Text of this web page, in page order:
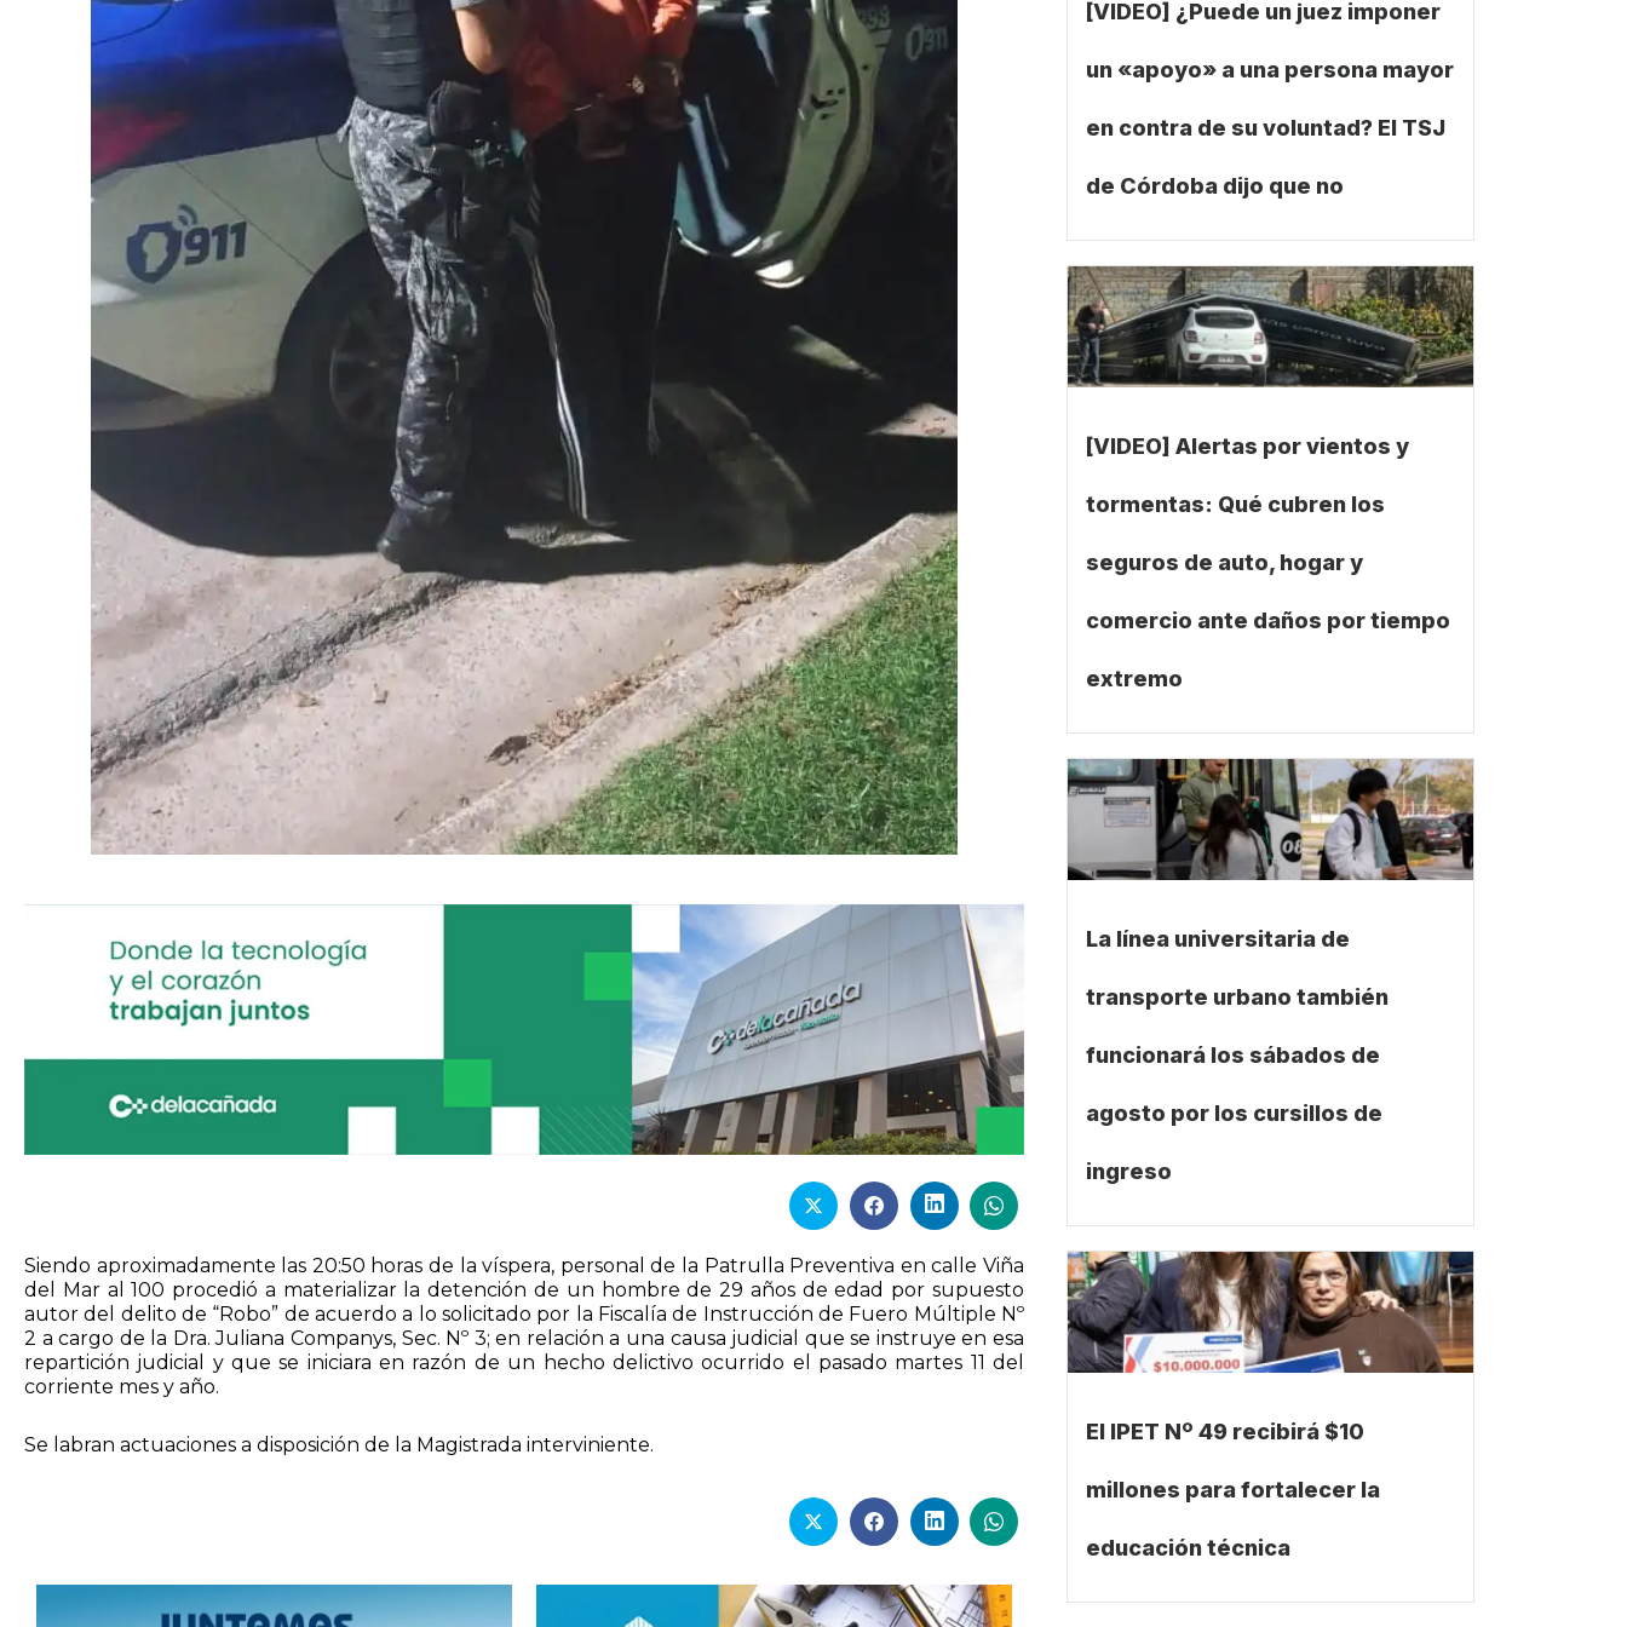
Siendo aproximadamente las 20:50 horas de la víspera, personal de la Patrulla Preventiva en calle Viña
del Mar al 100 procedió a materializar la detención de un hombre de 29 años de edad por supuesto
autor del delito de “Robo” de acuerdo a lo solicitado por la Fiscalía de Instrucción de Fuero Múltiple Nº
2 a cargo de la Dra. Juliana Companys, Sec. Nº 3; en relación a una causa judicial que se instruye en esa
repartición judicial y que se iniciara en razón de un hecho delictivo ocurrido el pasado martes 11 del
corriente mes y año.
Se labran actuaciones a disposición de la Magistrada interviniente.
[VIDEO] ¿Puede un juez imponer
un «apoyo» a una persona mayor
en contra de su voluntad? El TSJ
de Córdoba dijo que no
[VIDEO] Alertas por vientos y
tormentas: Qué cubren los
seguros de auto, hogar y
comercio ante daños por tiempo
extremo
La línea universitaria de
transporte urbano también
funcionará los sábados de
agosto por los cursillos de
ingreso
El IPET Nº 49 recibirá $10
millones para fortalecer la
educación técnica